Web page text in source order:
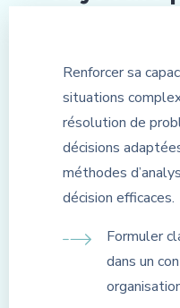
Renforcer sa
situations
résolution de
décisions
méthodes
décision efficaces.
Formuler
dans un